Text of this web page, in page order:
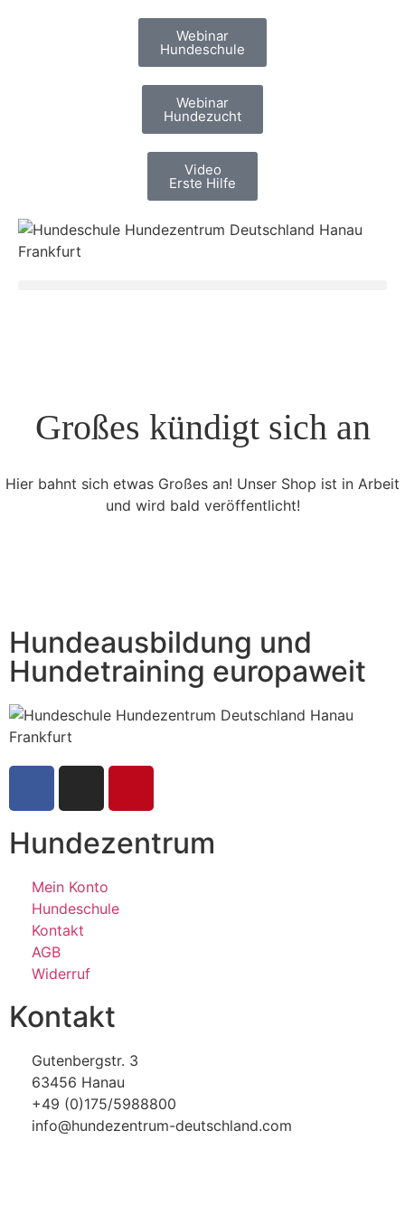
Webinar
Hundeschule
Webinar
Hundezucht
Video
Erste Hilfe
Großes kündigt sich an
Hier bahnt sich etwas Großes an! Unser Shop ist in Arbeit
und wird bald veröffentlicht!
Hundeausbildung und
Hundetraining europaweit
Hundezentrum
Mein Konto
Hundeschule
Kontakt
AGB
Widerruf
Kontakt
Gutenbergstr. 3
63456 Hanau
+49 (0)175/5988800
info@hundezentrum-deutschland.com